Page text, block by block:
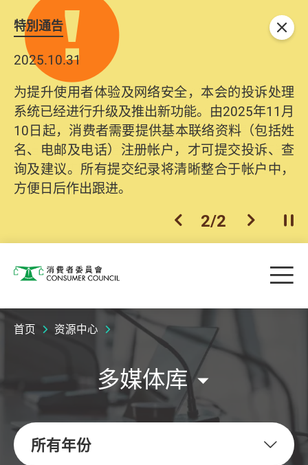
特別通告
2025.10.31
为提升使用者体验及网络安全，本会的投诉处理
系统已经进行升级及推出新功能。由2025年11月
10日起，消费者需要提供基本联络资料（包括姓
名、电邮及电话）注册帐户，才可提交投诉、查
询及建议。所有提交纪录将清晰整合于帐户中，
方便日后作出跟进。
上一个
2/2 下一个开
关闭
消费者委员会 目
首页 资源中心
多媒体库
所有年份